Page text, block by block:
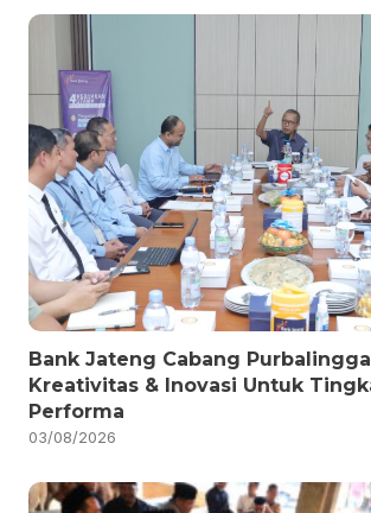
Bank Jateng Cabang
Kreativitas & Inovasi Untuk
Performa
03/08/2026